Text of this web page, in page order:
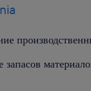
запасов